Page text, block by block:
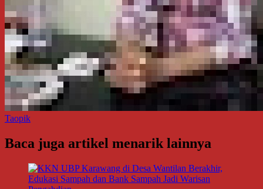
Taopik
Baca juga artikel menarik lainnya